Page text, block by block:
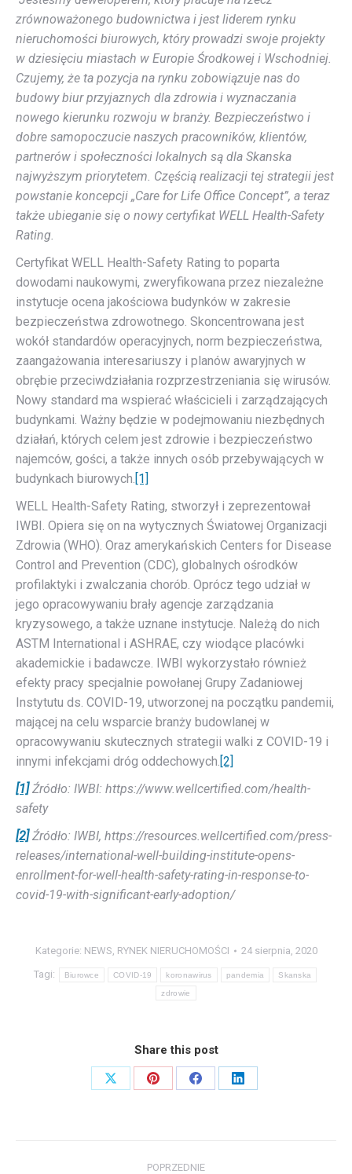
zrównoważonego budownictwa i jest liderem rynku
nieruchomości biurowych, który prowadzi swoje projekty
w dziesięciu miastach w Europie Środkowej i Wschodniej.
Czujemy, że ta pozycja na rynku zobowiązuje nas do
budowy biur przyjaznych dla zdrowia i wyznaczania
nowego kierunku rozwoju w branży. Bezpieczeństwo i
dobre samopoczucie naszych pracowników, klientów,
partnerów i społeczności lokalnych są dla Skanska
najwyższym priorytetem. Częścią realizacji tej strategii jest
powstanie koncepcji „Care for Life Office Concept”, a teraz
także ubieganie się o nowy certyfikat WELL Health-Safety
Rating.
Certyfikat WELL Health-Safety Rating to poparta
dowodami naukowymi, zweryfikowana przez niezależne
instytucje ocena jakościowa budynków w zakresie
bezpieczeństwa zdrowotnego. Skoncentrowana jest
wokół standardów operacyjnych, norm bezpieczeństwa,
zaangażowania interesariuszy i planów awaryjnych w
obrębie przeciwdziałania rozprzestrzeniania się wirusów.
Nowy standard ma wspierać właścicieli i zarządzających
budynkami. Ważny będzie w podejmowaniu niezbędnych
działań, których celem jest zdrowie i bezpieczeństwo
najemców, gości, a także innych osób przebywających w
budynkach biurowych.[1]
WELL Health-Safety Rating, stworzył i zeprezentował
IWBI. Opiera się on na wytycznych Światowej Organizacji
Zdrowia (WHO). Oraz amerykańskich Centers for Disease
Control and Prevention (CDC), globalnych ośrodków
profilaktyki i zwalczania chorób. Oprócz tego udział w
jego opracowywaniu brały agencje zarządzania
kryzysowego, a także uznane instytucje. Należą do nich
ASTM International i ASHRAE, czy wiodące placówki
akademickie i badawcze. IWBI wykorzystało również
efekty pracy specjalnie powołanej Grupy Zadaniowej
Instytutu ds. COVID-19, utworzonej na początku pandemii,
mającej na celu wsparcie branży budowlanej w
opracowywaniu skutecznych strategii walki z COVID-19 i
innymi infekcjami dróg oddechowych.[2]
[1]Źródło: IWBI: https://www.wellcertified.com/health-
safety
[2] Źródło: IWBI, https://resources.wellcertified.com/press-
releases/international-well-building-institute-opens-
enrollment-for-well-health-safety-rating-in-response-to-
covid-19-with-significant-early-adoption/
Kategorie: NEWS RYNEK NIERUCHOMOŚCI 24 sierpnia, 2020
Tagi: Biurowce COVID-19 koronawirus pandemia Skanska
zdrowie
Share this post
Share
Share
Share
Share
POPRZEDNIE